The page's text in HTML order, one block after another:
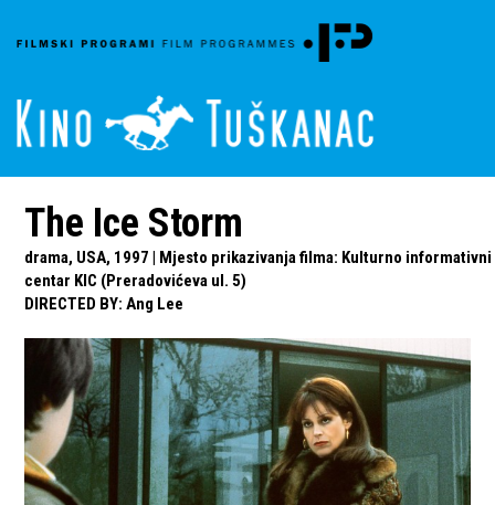
The Ice Storm
drama, USA, 1997 | Mjesto prikazivanja filma: Kulturno informativni
centar KIC (Preradovićeva ul. 5)
DIRECTED BY: Ang Lee